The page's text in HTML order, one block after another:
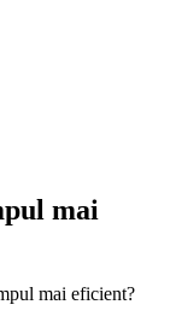
mai
mai eficient?